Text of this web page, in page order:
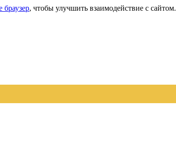
браузер, чтобы улучшить взаимодействие с сайтом.